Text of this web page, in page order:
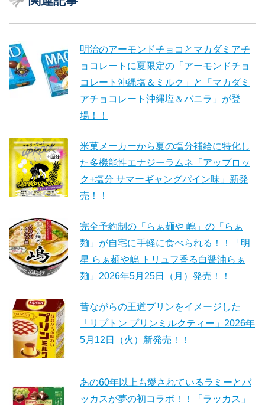
明治のアーモンドチョコとマカダミアチ
ョコレートに夏限定の「アーモンドチョ
コレート沖縄塩＆ミルク」と「マカダミ
アチョコレート沖縄塩＆バニラ」が登
場！！
米菓メーカーから夏の塩分補給に特化し
た多機能性エナジーラムネ「アップロッ
ク+塩分 サマーギャングパイン味」新発
売！！
完全予約制の「らぁ麺や 嶋」の「らぁ
麺」が自宅に手軽に食べられる！！「明
星 らぁ麺や嶋 トリュフ香る白醤油らぁ
麺」2026年5月25日（月）発売！！
昔ながらの王道プリンをイメージした
「リプトン プリンミルクティー」2026年
5月12日（火）新発売！！
あの60年以上も愛されているラミーとバ
ッカスが夢の初コラボ！！「ラッカス」